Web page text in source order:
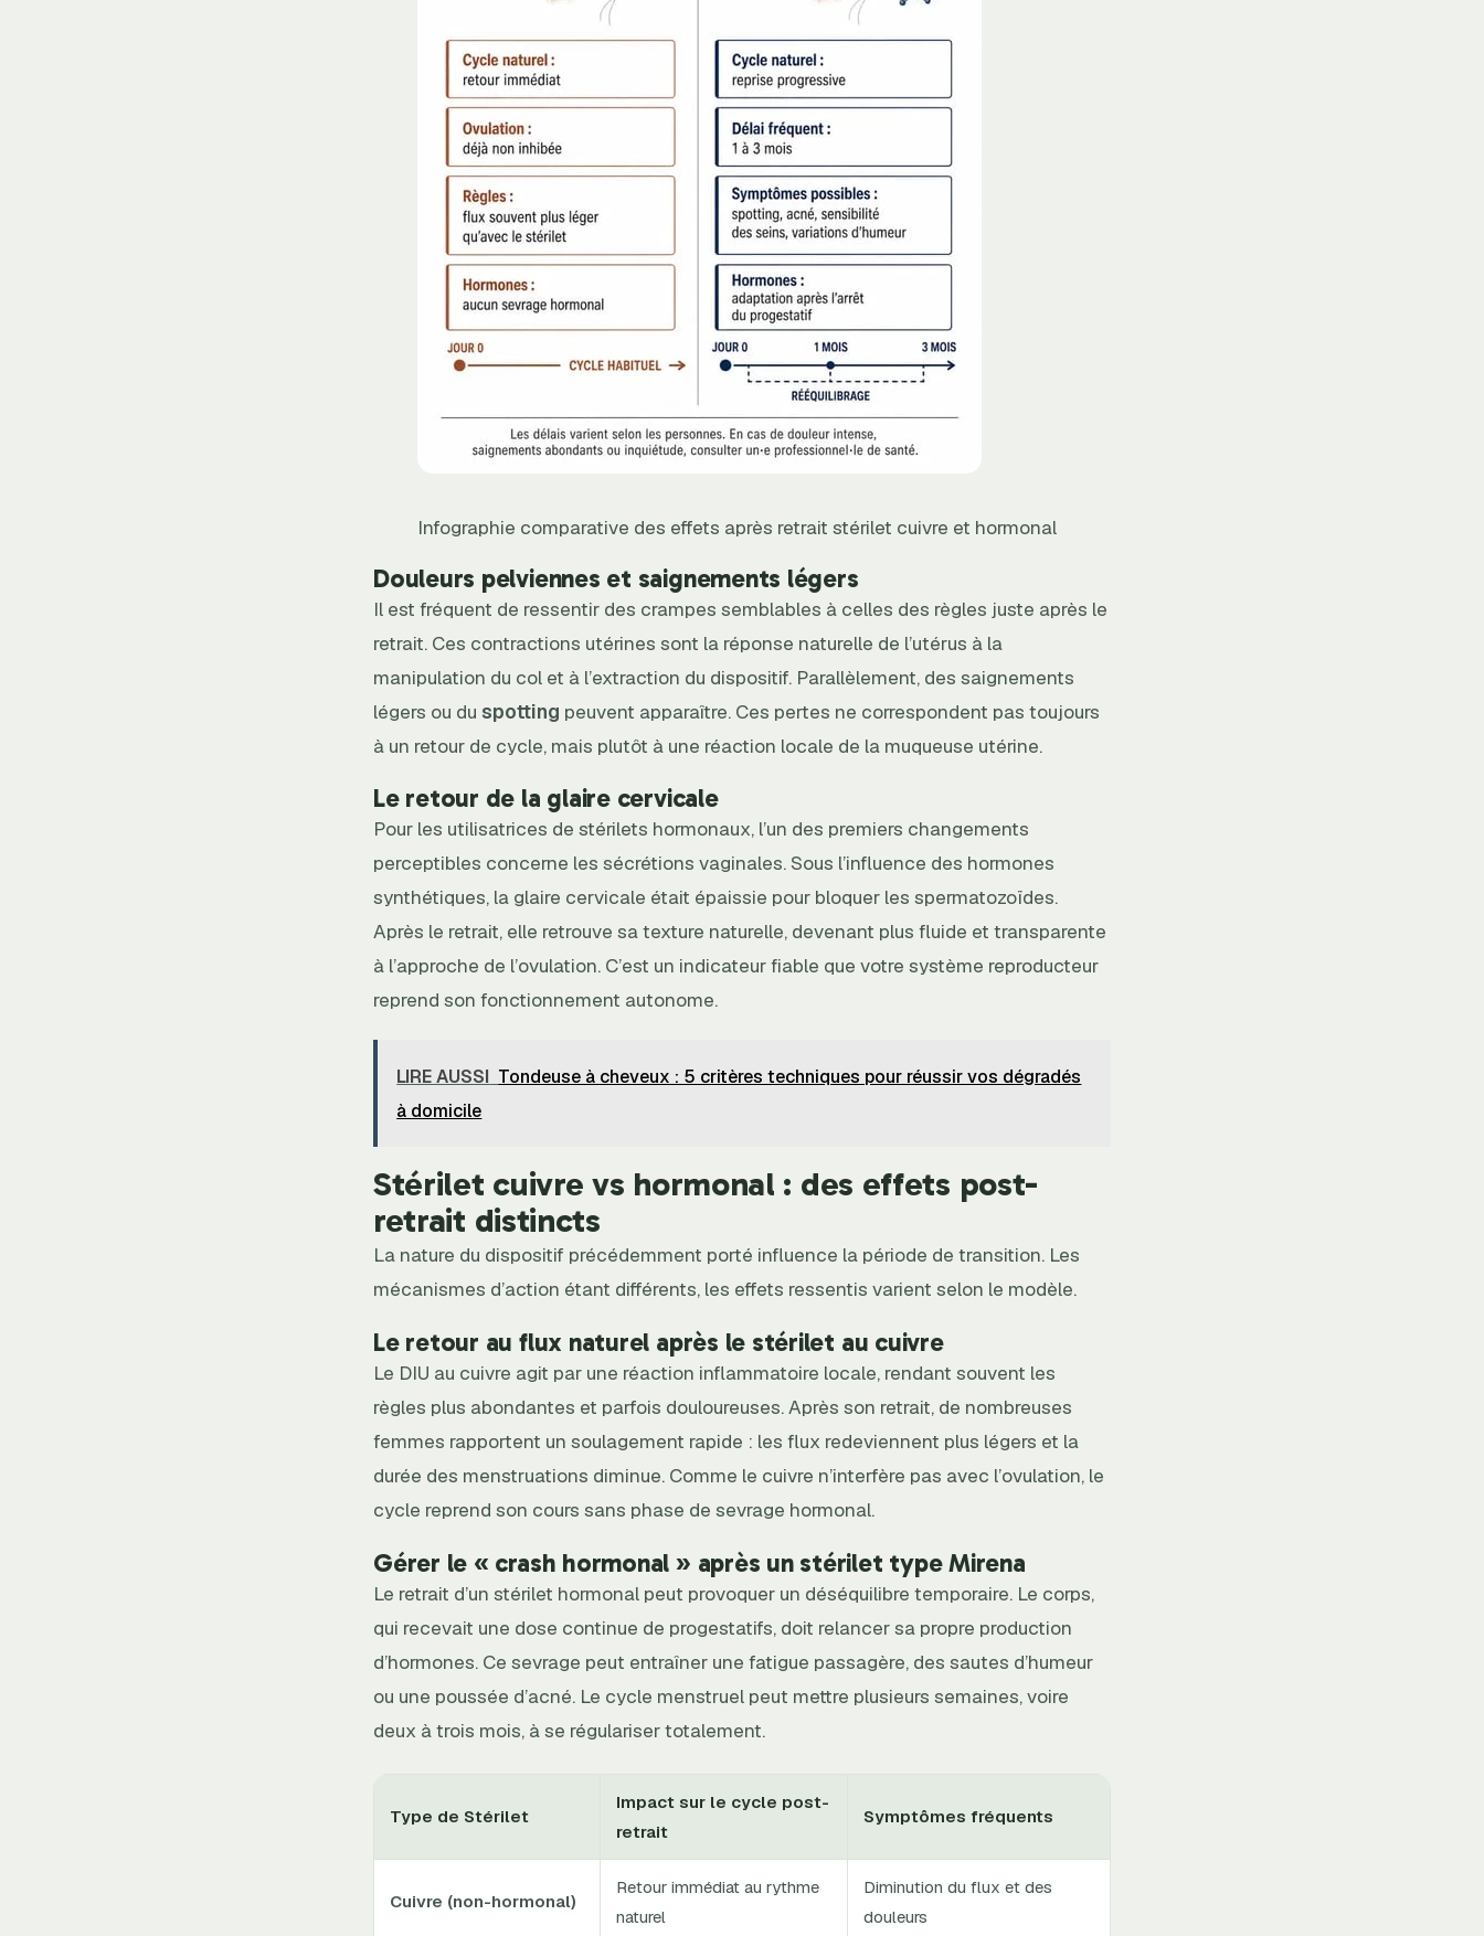
Infographie comparative des effets après retrait stérilet cuivre et hormonal
Douleurs pelviennes et saignements légers
Il est fréquent de ressentir des crampes semblables à celles des règles juste après le
retrait. Ces contractions utérines sont la réponse naturelle de l’utérus à la
manipulation du col et à l’extraction du dispositif. Parallèlement, des saignements
légers ou du spotting peuvent apparaître. Ces pertes ne correspondent pas toujours
à un retour de cycle, mais plutôt à une réaction locale de la muqueuse utérine.
Le retour de la glaire cervicale
Pour les utilisatrices de stérilets hormonaux, l’un des premiers changements
perceptibles concerne les sécrétions vaginales. Sous l’influence des hormones
synthétiques, la glaire cervicale était épaissie pour bloquer les spermatozoïdes.
Après le retrait, elle retrouve sa texture naturelle, devenant plus fluide et transparente
à l’approche de l’ovulation. C’est un indicateur fiable que votre système reproducteur
reprend son fonctionnement autonome.
LIRE AUSSI Tondeuse à cheveux : 5 critères techniques pour réussir vos dégradés
à domicile
Stérilet cuivre vs hormonal : des effets post-
retrait distincts
La nature du dispositif précédemment porté influence la période de transition. Les
mécanismes d’action étant différents, les effets ressentis varient selon le modèle.
Le retour au flux naturel après le stérilet au cuivre
Le DIU au cuivre agit par une réaction inflammatoire locale, rendant souvent les
règles plus abondantes et parfois douloureuses. Après son retrait, de nombreuses
femmes rapportent un soulagement rapide : les flux redeviennent plus légers et la
durée des menstruations diminue. Comme le cuivre n’interfère pas avec l’ovulation, le
cycle reprend son cours sans phase de sevrage hormonal.
Gérer le « crash hormonal » après un stérilet type Mirena
Le retrait d’un stérilet hormonal peut provoquer un déséquilibre temporaire. Le corps,
qui recevait une dose continue de progestatifs, doit relancer sa propre production
d’hormones. Ce sevrage peut entraîner une fatigue passagère, des sautes d’humeur
ou une poussée d’acné. Le cycle menstruel peut mettre plusieurs semaines, voire
deux à trois mois, à se régulariser totalement.
Type de Stérilet
Impact sur le cycle post-
retrait
Symptômes fréquents
Cuivre (non-hormonal)
Retour immédiat au rythme
naturel
Diminution du flux et des
douleurs